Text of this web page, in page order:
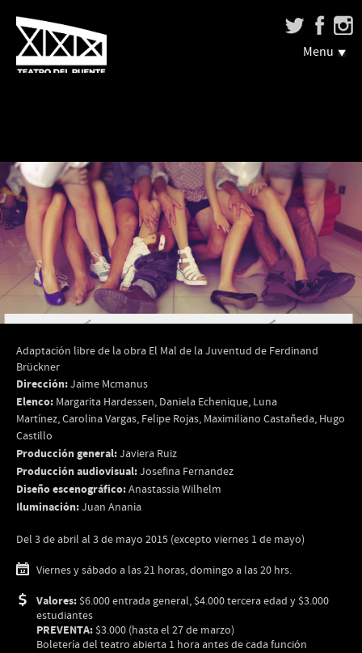
Menu
Adaptación libre de la obra El Mal de la Juventud de Ferdinand
Brückner
Dirección:Jaime Mcmanus
Elenco: Margarita Hardessen, Daniela Echenique, Luna
Martínez, Carolina Vargas, Felipe Rojas, Maximiliano Castañeda, Hugo
Castillo
Producción general:Javiera Ruiz
Producción audiovisual:Josefina Fernandez
Diseño escenográfico:Anastassia Wilhelm
Iluminación:Juan Anania
Del 3 de abril al 3 de mayo 2015 (excepto viernes 1 de mayo)
Viernes y sábado a las 21 horas, domingo a las 20 hrs.
Valores: $6.000 entrada general, $4.000 tercera edad y $3.000
estudiantes
PREVENTA: $3.000 (hasta el 27 de marzo)
Boletería del teatro abierta 1 hora antes de cada función